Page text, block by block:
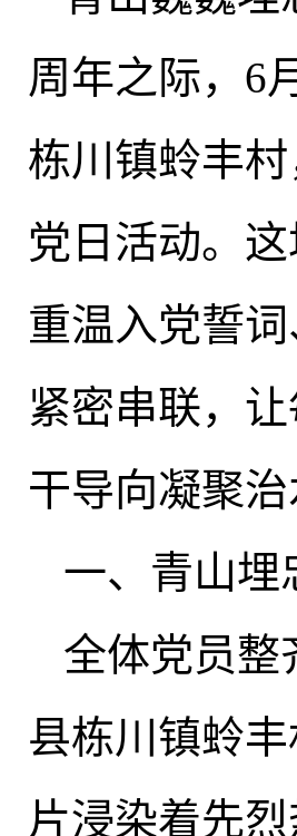
周年之际， 6
栋川镇蛉丰村
党日活动。
重温入党誓
紧密串联，
干导向凝聚
一、青山埋
全体党员整
县栋川镇蛉
片浸染着先